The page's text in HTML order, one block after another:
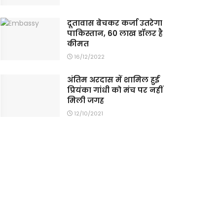
दूतावास बेचकर कर्जा उतरेगा
पाकिस्तान, 60 लाख डॉलर है
कीमत
16/12/2022
अंतिम अरदास में शामिल हुई
प्रियंका गांधी को मंच पर नहीं
मिली जगह
12/10/2021